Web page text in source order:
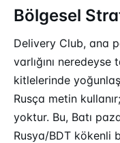
Bölgesel
Delivery Club, ana
varlığını
kitlelerinde
Rusça metin
yoktur. Bu, Batı
Rusya/BDT kökenli